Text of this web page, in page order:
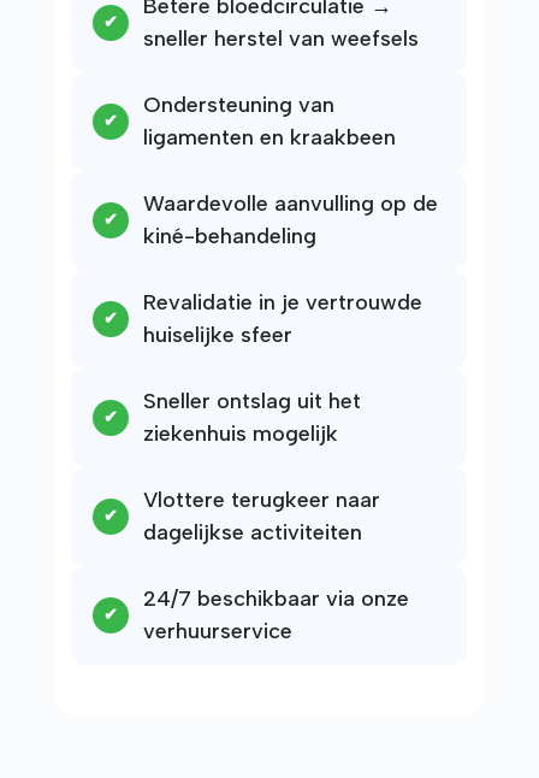
Betere bloedcirculatie →
sneller herstel van weefsels
Ondersteuning van
ligamenten en kraakbeen
Waardevolle aanvulling op de
kiné-behandeling
Revalidatie in je vertrouwde
huiselijke sfeer
Sneller ontslag uit het
ziekenhuis mogelijk
Vlottere terugkeer naar
dagelijkse activiteiten
24/7 beschikbaar via onze
verhuurservice